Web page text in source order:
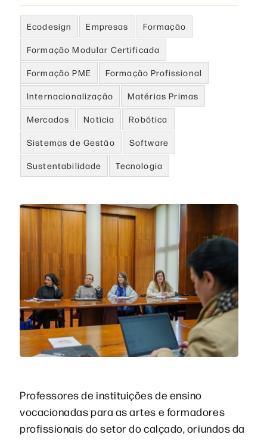
Ecodesign Empresas Formação
Formação Modular Certificada
Formação PME Formação Profissional
Internacionalização Matérias Primas
Mercados Notícia Robótica
Sistemas de Gestão Software
Sustentabilidade Tecnologia
Professores de instituições de ensino
vocacionadas para as artes e formadores
profissionais do setor do calçado, oriundos da